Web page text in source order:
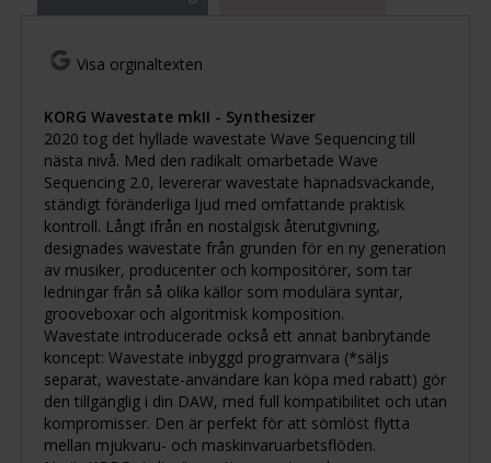
Visa orginaltexten
KORG Wavestate mkII - Synthesizer
2020 tog det hyllade wavestate Wave Sequencing till
nästa nivå. Med den radikalt omarbetade Wave
Sequencing 2.0, levererar wavestate häpnadsväckande,
ständigt föränderliga ljud med omfattande praktisk
kontroll. Långt ifrån en nostalgisk återutgivning,
designades wavestate från grunden för en ny generation
av musiker, producenter och kompositörer, som tar
ledningar från så olika källor som modulära syntar,
grooveboxar och algoritmisk komposition.
Wavestate introducerade också ett annat banbrytande
koncept: Wavestate inbyggd programvara (*säljs
separat, wavestate-användare kan köpa med rabatt) gör
den tillgänglig i din DAW, med full kompatibilitet och utan
kompromisser. Den är perfekt för att sömlöst flytta
mellan mjukvaru- och maskinvaruarbetsflöden.